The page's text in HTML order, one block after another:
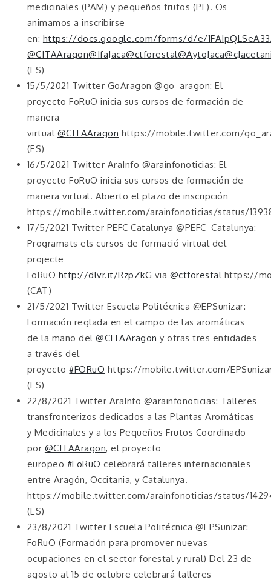
medicinales (PAM) y pequeños frutos (PF). Os
animamos a inscribirse
en: https://docs.google.com/forms/d/e/
@CITAAragon@IfaJaca@ctforestal@AytoJaca
(ES)
15/5/2021 Twitter GoAragon @go_aragon: El
proyecto FoRuO inicia sus cursos de formación de
manera
virtual @CITAAragon https://mobile.twitter.com/
(ES)
16/5/2021 Twitter AraInfo @arainfonoticias: El
proyecto FoRuO inicia sus cursos de formación de
manera virtual. Abierto el plazo de inscripción
https://mobile.twitter.com/arainfonoticias/status/
17/5/2021 Twitter PEFC Catalunya @PEFC_Catalunya:
Programats els cursos de formació virtual del
projecte
FoRuO http://dlvr.it/RzpZkG via @ctforestal https://
(CAT)
21/5/2021 Twitter Escuela Politécnica @EPSunizar:
Formación reglada en el campo de las aromáticas
de la mano del@CITAAragon y otras tres entidades
a través del
proyecto#FORuO https://mobile.twitter.com/
(ES)
22/8/2021 Twitter AraInfo @arainfonoticias: Talleres
transfronterizos dedicados a las Plantas Aromáticas
y Medicinales y a los Pequeños Frutos Coordinado
por @CITAAragon, el proyecto
europeo #FoRuO celebrará talleres internacionales
entre Aragón, Occitania, y Catalunya.
https://mobile.twitter.com/arainfonoticias/status/
(ES)
23/8/2021 Twitter Escuela Politécnica @EPSunizar:
FoRuO (Formación para promover nuevas
ocupaciones en el sector forestal y rural) Del 23 de
agosto al 15 de octubre celebrará talleres